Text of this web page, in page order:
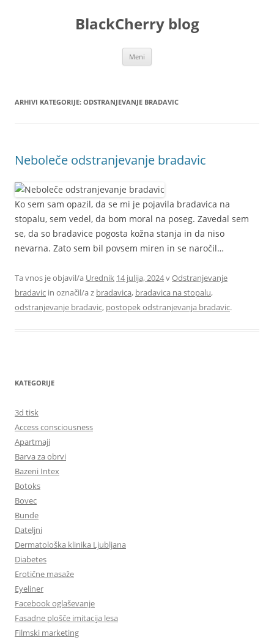
BlackCherry blog
Meni
ARHIVI KATEGORIJE: ODSTRANJEVANJE BRADAVIC
Neboleče odstranjevanje bradavic
Ko sem sam opazil, da se mi je pojavila bradavica na
stopalu, sem vedel, da bom moral na poseg. Zavedal sem
se, da so bradavice pogosta kožna stanja in da niso
nevarna. Zato sem bil povsem miren in se naročil…
Ta vnos je objavil/a Urednik 14 julija, 2024vOdstranjevanje
bradavic in označil/a z bradavica, bradavica na stopalu,
odstranjevanje bradavic, postopek odstranjevanja bradavic.
KATEGORIJE
3d tisk
Access consciousness
Apartmaji
Barva za obrvi
Bazeni Intex
Botoks
Bovec
Bunde
Dateljni
Dermatološka klinika Ljubljana
Diabetes
Erotične masaže
Eyeliner
Facebook oglaševanje
Fasadne plošče imitacija lesa
Filmski marketing